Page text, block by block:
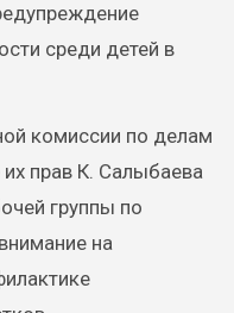
среди детей в
комиссии по делам
прав К. Салыбаева
группы по
на